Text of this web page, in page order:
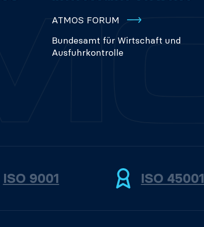
ATMOS FORUM
Bundesamt für Wirtschaft und
Ausfuhrkontrolle
ISO 9001 ISO 45001